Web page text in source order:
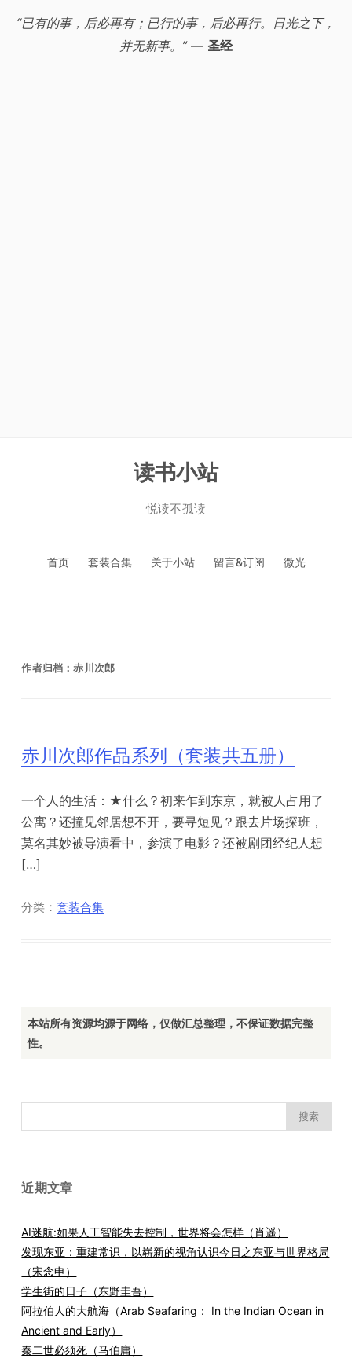
“已有的事，后必再有；已行的事，后必再行。日光之下，
并无新事。”— 圣经
读书小站
悦读不孤读
首页 套装合集 关于小站 留言&订阅 微光
作者归档：赤川次郎
赤川次郎作品系列（套装共五册）
一个人的生活：★什么？初来乍到东京，就被人占用了
公寓？还撞见邻居想不开，要寻短见？跟去片场探班，
莫名其妙被导演看中，参演了电影？还被剧团经纪人想
[…]
分类：套装合集
本站所有资源均源于网络，仅做汇总整理，不保证数据完整
性。
索：
近期文章
AI迷航:如果人工智能失去控制，世界将会怎样（肖遥）
发现东亚：重建常识，以崭新的视角认识今日之东亚与世界格局
（宋念申）
学生街的日子（东野圭吾）
阿拉伯人的大航海（Arab Seafaring： In the Indian Ocean in
Ancient and Early）
秦二世必须死（马伯庸）